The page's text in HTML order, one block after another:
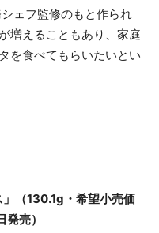
ェフ監修のもと作られ
増えることもあり、家庭
を食べてもらいたいとい
」（130.1g・希望小売価
売）